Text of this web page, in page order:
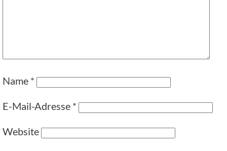
Name *
E-Mail-Adresse *
Website